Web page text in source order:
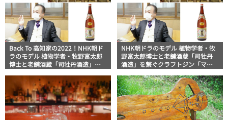
Back To 高知家の2022！NHK朝ド
ラのモデル 植物学者・牧野富太郎
博士と老舗酒蔵「司牡丹酒造」を
NHK朝ドラのモデル 植物学者・牧
野富太郎博士と老舗酒蔵「司牡丹
酒造」を繋ぐクラフトジン「マキ